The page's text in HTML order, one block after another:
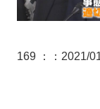
169 ： ：2021/